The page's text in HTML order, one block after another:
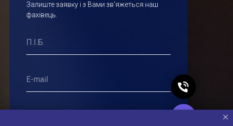
Залиште заявку і з Вами зв'яжеться наш
фахівець.